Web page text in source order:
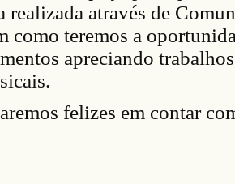
realizada através de
como teremos a
apreciando
felizes em contar